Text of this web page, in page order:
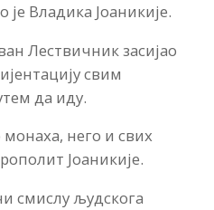
је Владика Јоаникије.
Лествичник засијао
свим
да иду.
него и свих
Јоаникије.
смислу људскога